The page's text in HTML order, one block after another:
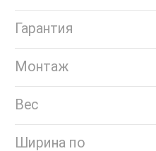
Гарантия
Монтаж
Вес
Ширина по